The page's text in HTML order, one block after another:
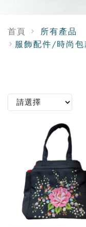
首頁
所有產品
服飾配件/時尚